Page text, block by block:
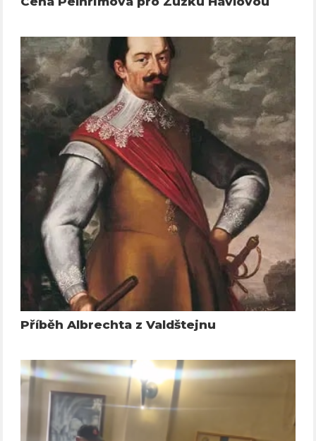
Příběh Albrechta z Valdštejnu